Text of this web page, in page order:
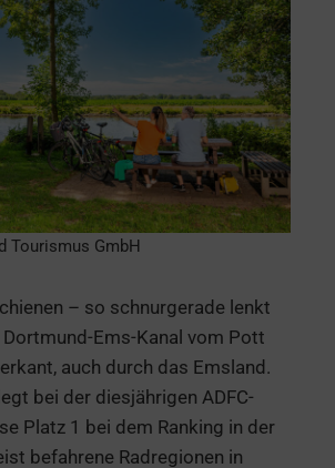
Tourismus GmbH
– so schnurgerade lenkt
Dortmund-Ems-Kanal vom Pott
auch durch das Emsland.
bei der diesjährigen ADFC-
Platz 1 bei dem Ranking in der
befahrene Radregionen in